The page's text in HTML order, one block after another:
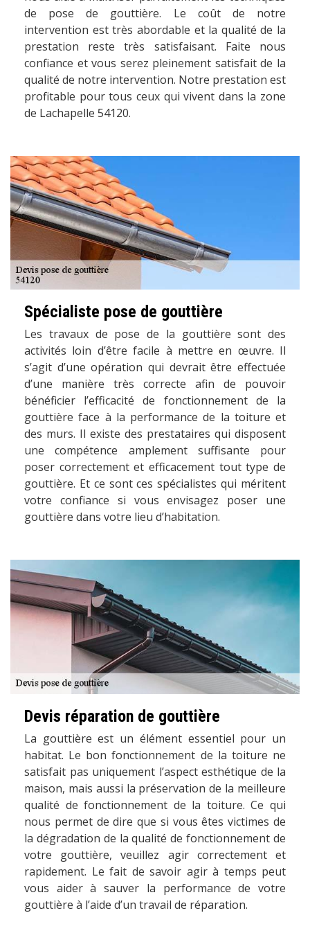
de pose de gouttière. Le coût de notre
intervention est très abordable et la qualité de la
prestation reste très satisfaisant. Faite nous
confiance et vous serez pleinement satisfait de la
qualité de notre intervention. Notre prestation est
profitable pour tous ceux qui vivent dans la zone
de Lachapelle 54120.
Spécialiste pose de gouttière
Les travaux de pose de la gouttière sont des
activités loin d’être facile à mettre en œuvre. Il
s’agit d’une opération qui devrait être effectuée
d’une manière très correcte afin de pouvoir
bénéficier l’efficacité de fonctionnement de la
gouttière face à la performance de la toiture et
des murs. Il existe des prestataires qui disposent
une compétence amplement suffisante pour
poser correctement et efficacement tout type de
gouttière. Et ce sont ces spécialistes qui méritent
votre confiance si vous envisagez poser une
gouttière dans votre lieu d’habitation.
Devis réparation de gouttière
La gouttière est un élément essentiel pour un
habitat. Le bon fonctionnement de la toiture ne
satisfait pas uniquement l’aspect esthétique de la
maison, mais aussi la préservation de la meilleure
qualité de fonctionnement de la toiture. Ce qui
nous permet de dire que si vous êtes victimes de
la dégradation de la qualité de fonctionnement de
votre gouttière, veuillez agir correctement et
rapidement. Le fait de savoir agir à temps peut
vous aider à sauver la performance de votre
gouttière à l’aide d’un travail de réparation.